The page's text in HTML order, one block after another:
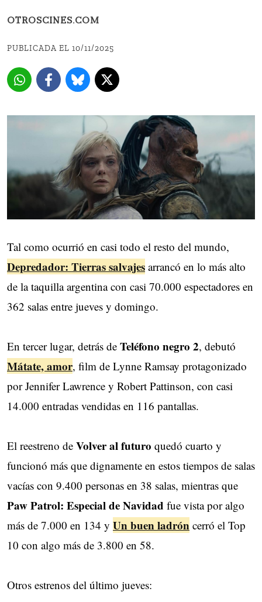
OTROSCINES.COM
PUBLICADA EL 10/11/2025
Tal como ocurrió en casi todo el resto del mundo,
Depredador: Tierras salvajes arrancó en lo más alto
de la taquilla argentina con casi 70.000 espectadores en
362 salas entre jueves y domingo.
En tercer lugar, detrás de Teléfono negro 2, debutó
Mátate, amor, film de Lynne Ramsay protagonizado
por Jennifer Lawrence y Robert Pattinson, con casi
14.000 entradas vendidas en 116 pantallas.
El reestreno de Volver al futuro quedó cuarto y
funcionó más que dignamente en estos tiempos de salas
vacías con 9.400 personas en 38 salas, mientras que
Paw Patrol: Especial de Navidad fue vista por algo
más de 7.000 en 134 y Un buen ladrón cerró el Top
10 con algo más de 3.800 en 58.
Otros estrenos del último jueves: